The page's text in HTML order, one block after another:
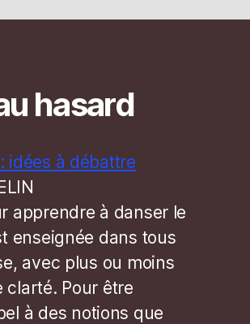
hasard
idées à débattre
apprendre à danser le
enseignée dans tous
avec plus ou moins
clarté. Pour être
à des notions que